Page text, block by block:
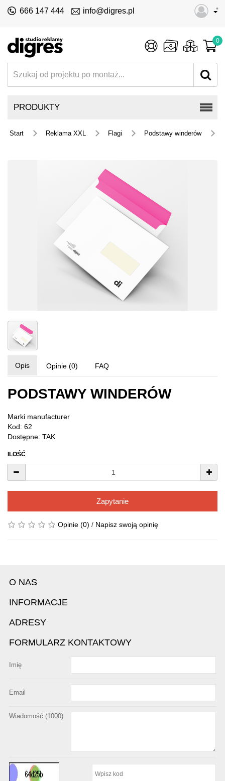
•
666 147 444 info@digres.pl
0
PRODUKTY
Start Reklama XXL Flagi Podstawy winderów
Opis Opinie (0) FAQ
PODSTAWY WINDERÓW
Marki manufacturer
Kod: 62
Dostępne: TAK
ILOŚĆ
Zapytanie
Opinie (0) / Napisz swoją opinię
O NAS
INFORMACJE
ADRESY
FORMULARZ KONTAKTOWY
Imię
Email
Wiadomość (1000)